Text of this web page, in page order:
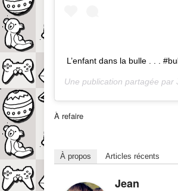
L’enfant dans la bulle . . .
Une publication partagée par
À refaire
À propos Articles récents
Jean